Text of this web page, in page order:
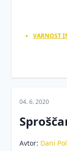
VARNOST
04. 6. 2020
Avtor: Dani